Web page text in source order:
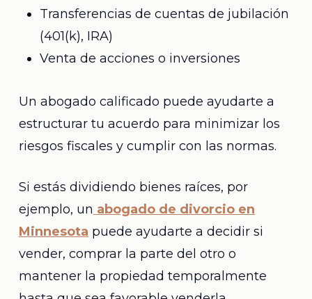
Transferencias de cuentas de jubilación
(401(k), IRA)
Venta de acciones o inversiones
Un abogado calificado puede ayudarte a
estructurar tu acuerdo para minimizar los
riesgos fiscales y cumplir con las normas.
Si estás dividiendo bienes raíces, por
ejemplo, un abogado de divorcio en
Minnesota puede ayudarte a decidir si
vender, comprar la parte del otro o
mantener la propiedad temporalmente